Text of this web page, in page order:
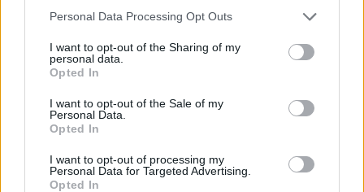
Please note that this website/app uses one or more Google
not limited to your visit or usage behaviour. You may click to
grant or deny consent to Google and its third-party tags to
use your data for below specified purposes in below Google
consent section.
Personal Data Processing Opt Outs
I want to opt-out of the Sharing of my
personal data.
Opted In
I want to opt-out of the Sale of my
Personal Data.
Opted In
I want to opt-out of processing my
Personal Data for Targeted Advertising.
Opted In
Nogales (11 π., 6,5 ριμ., 1,6 ασ. και 2,2 κοψ. σε 14 ματς),
ασίστ σε 11 συμμετοχές) που ήταν η πρώτη του ευρωπαϊκή
Επέστρεψε στην πατρίδα του για λογαριασμό των Los
Angeles D’ Fenders στη G-League και στη συνέχεια φόρεσε